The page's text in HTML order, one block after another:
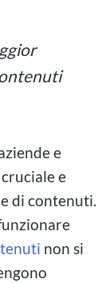
e
e
di contenuti.
non si